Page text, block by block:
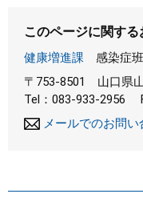
このページに関す
健康増進課
感染症班
〒753-8501
山口県
Tel：083-933-2956
メールでのお問